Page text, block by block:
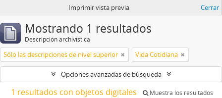
Imprimir vista previa Cerrar
Mostrando 1 resultados
Descripción archivística
Sólo las descripciones de nivel superior Vida Cotidiana
Opciones avanzadas de búsqueda
1 resultados con objetos digitales
Muestra los resultados